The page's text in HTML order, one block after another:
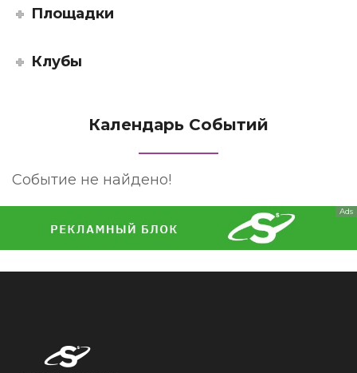
Площадки
Клубы
Календарь Событий
Событие не найдено!
Ads